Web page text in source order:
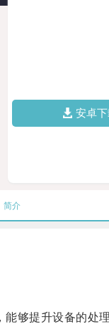
安卓
简介
提升设备的处理